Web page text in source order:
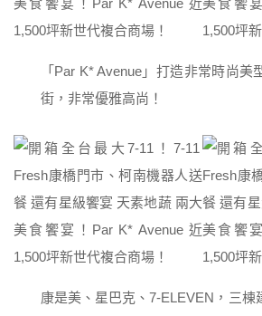
「Par K* Avenue」打造非常時尚美
街，非常優雅高尚！
康是美、星巴克、7-ELEVEN，三棟